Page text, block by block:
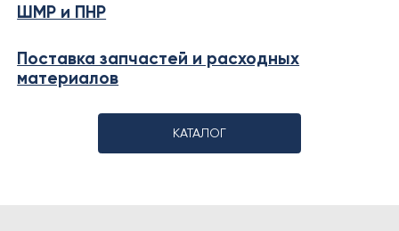
ШМР и ПНР
Поставка запчастей и расходных
материалов
КАТАЛОГ